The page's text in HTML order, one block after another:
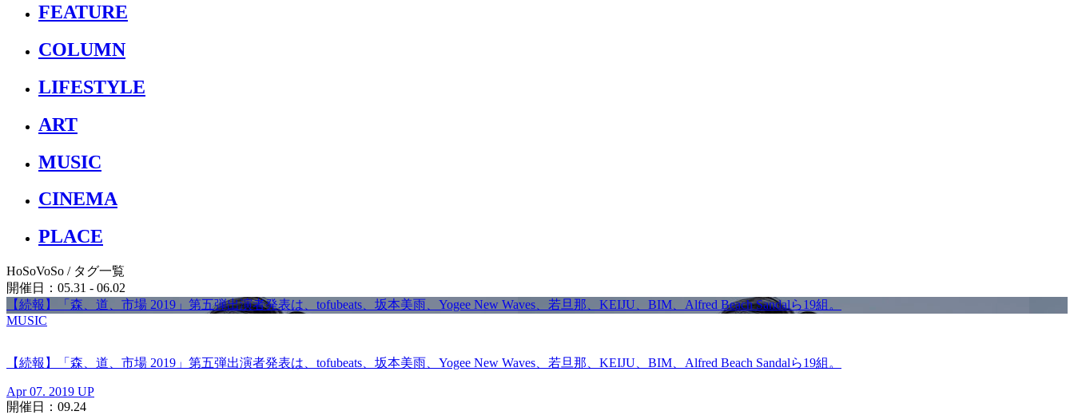
FEATURE
COLUMN
LIFESTYLE
ART
MUSIC
CINEMA
PLACE
HoSoVoSo / タグ一覧
開催日：05.31 - 06.02
【続報】「森、道、市場 2019」第五弾出演者発表は、tofubeats、坂本美雨、Yogee New Waves、若旦那、KEIJU、BIM、Alfred Beach Sandalら19組。
MUSIC
【続報】「森、道、市場 2019」第五弾出演者発表は、tofubeats、坂本美雨、Yogee New Waves、若旦那、KEIJU、BIM、Alfred Beach Sandalら19組。
Apr 07. 2019 UP
開催日：09.24